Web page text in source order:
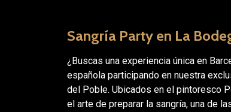
Sangría Party en La
¿Buscas una experiencia única en
española participando en nuestra
del Poble. Ubicados en el pintoresco
el arte de preparar la sangría, una de